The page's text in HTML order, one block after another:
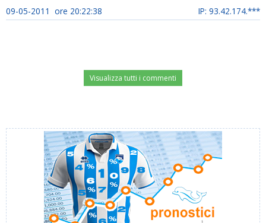
09-05-2011 ore 20:22:38 IP: 93.42.174.***
Visualizza tutti i commenti